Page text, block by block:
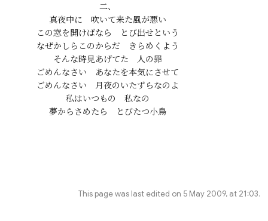
二、
真夜中に　吹いて来た風が悪い
この窓を開けばなら　とび出せという
なぜかしらこのからだ　きらめくよう
そんな時見あげてた　人の罪
ごめんなさい　あなたを本気にさせて
ごめんなさい　月夜のいたずらなのよ
私はいつもの　私なの
This page was last edited on 5 May 2009, at 21:03.